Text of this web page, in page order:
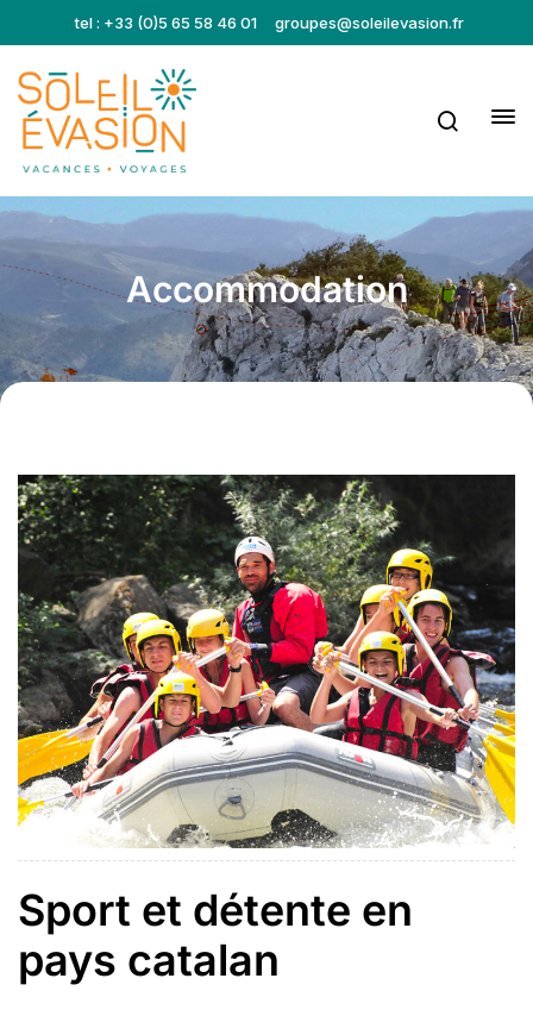
tel : +33 (0)5 65 58 46 01 groupes@soleilevasion.fr
Accommodation
Sport et détente en
pays catalan